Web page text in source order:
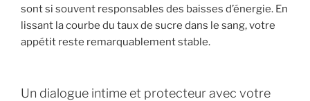
sont si souvent responsables des baisses d’énergie. En
lissant la courbe du taux de sucre dans le sang, votre
appétit reste remarquablement stable.
Un dialogue intime et protecteur avec votre